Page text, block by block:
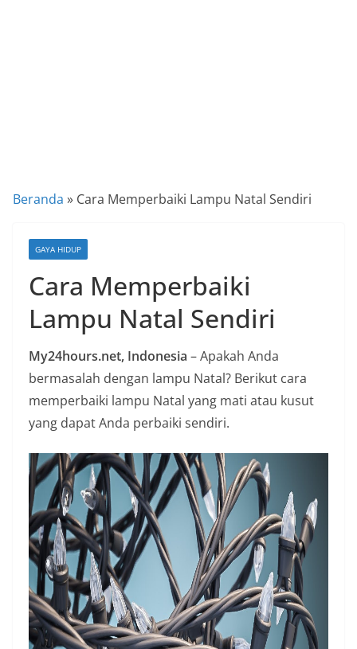
K
e
k
n
i
a
n
T
a
p
a
H
o
a
x
Beranda » Cara Memperbaiki Lampu Natal Sendiri
GAYA HIDUP
Cara Memperbaiki
Lampu Natal Sendiri
My24hours.net, Indonesia – Apakah Anda
bermasalah dengan lampu Natal? Berikut cara
memperbaiki lampu Natal yang mati atau kusut
yang dapat Anda perbaiki sendiri.